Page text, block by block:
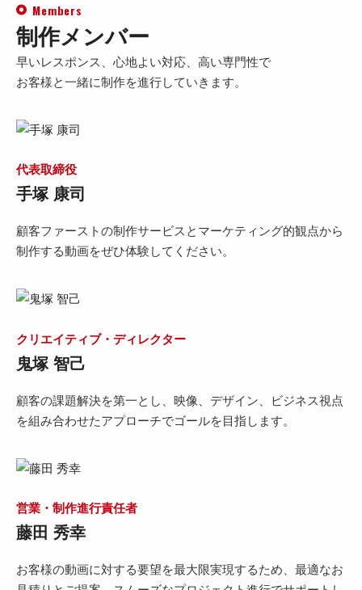
Members
制作メンバー
早いレスポンス、心地よい対応、高い専門性で
お客様と一緒に制作を進行していきます。
代表取締役
手塚 康司
顧客ファーストの制作サービスとマーケティング的観点から
制作する動画をぜひ体験してください。
クリエイティブ・ディレクター
鬼塚 智己
顧客の課題解決を第一とし、映像、デザイン、ビジネス視点
を組み合わせたアプローチでゴールを目指します。
営業・制作進行責任者
藤田 秀幸
お客様の動画に対する要望を最大限実現するため、最適なお